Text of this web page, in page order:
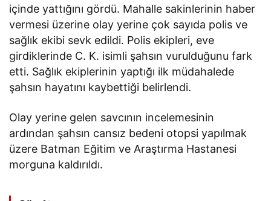
içinde yattığını gördü. Mahalle sakinlerinin haber
vermesi üzerine olay yerine çok sayıda polis ve
sağlık ekibi sevk edildi. Polis ekipleri, eve
girdiklerinde C. K. isimli şahsın vurulduğunu fark
etti. Sağlık ekiplerinin yaptığı ilk müdahalede
şahsın hayatını kaybettiği belirlendi.
Olay yerine gelen savcının incelemesinin
ardından şahsın cansız bedeni otopsi yapılmak
üzere Batman Eğitim ve Araştırma Hastanesi
morguna kaldırıldı.